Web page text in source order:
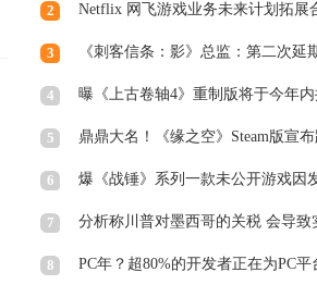
2
3
4
5
6
7
8